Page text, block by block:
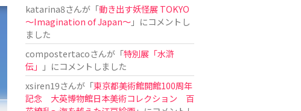
katarina8さんが「動き出す妖怪展 TOKYO
〜Imagination of Japan〜」にコメントし
ました
compostertacoさんが「特別展「水滸
伝」
」にコメントしました
xsiren19さんが「東京都美術館開館100周年
記念 大英博物館日本美術コレクション 百